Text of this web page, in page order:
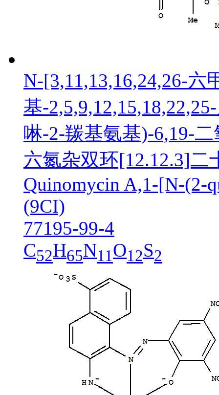
N-[3,11,13,16,24,26-六
基-
啉-2-羰基氨基)-6,19-
六氮杂双环[12.12.3]
Quinomycin A,1-[N-(2-
(9CI)
77195-99-4
C52H65N11O12S2